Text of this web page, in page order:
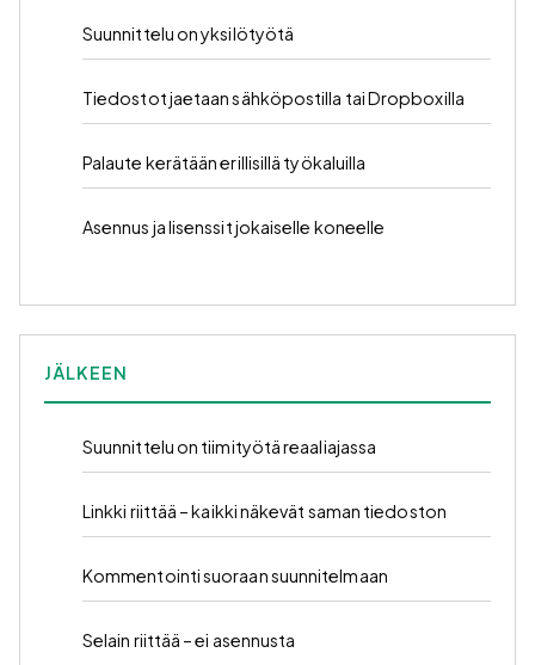
Suunnittelu on yksilötyötä
Tiedostot jaetaan sähköpostilla tai Dropboxilla
Palaute kerätään erillisillä työkaluilla
Asennus ja lisenssit jokaiselle koneelle
JÄLKEEN
Suunnittelu on tiimityötä reaaliajassa
Linkki riittää – kaikki näkevät saman tiedoston
Kommentointi suoraan suunnitelmaan
Selain riittää – ei asennusta